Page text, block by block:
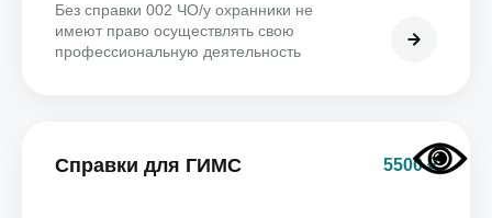
Без справки 002 ЧО/у охранники не
имеют право осуществлять свою
профессиональную деятельность
Справки для ГИМС 5500 ₽